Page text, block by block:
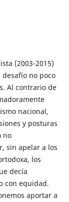
(2003-2015)
no poco
Al contrario de
nacional,
y posturas
no
sin apelar a los
los
decía
con equidad.
aportar a